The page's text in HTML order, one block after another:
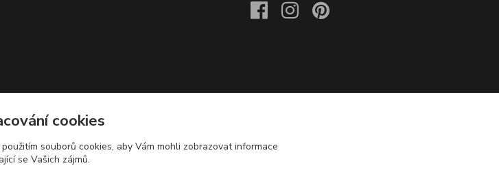
cookies
použitím souborů cookies, aby Vám mohli zobrazovat informace
se Vašich zájmů.